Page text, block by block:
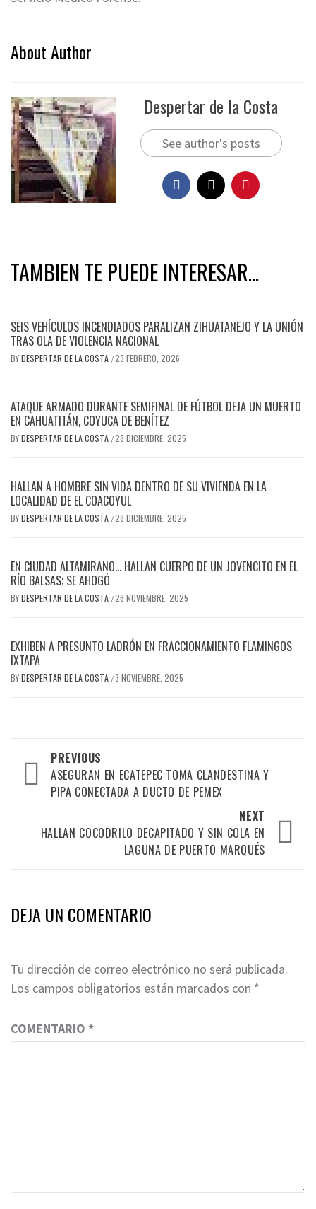
About Author
Despertar de la Costa
See author's posts
TAMBIEN TE PUEDE INTERESAR...
SEIS VEHÍCULOS INCENDIADOS PARALIZAN ZIHUATANEJO Y LA UNIÓN
TRAS OLA DE VIOLENCIA NACIONAL
BYDESPERTAR DE LA COSTA /23 FEBRERO, 2026
ATAQUE ARMADO DURANTE SEMIFINAL DE FÚTBOL DEJA UN MUERTO
EN CAHUATITÁN, COYUCA DE BENÍTEZ
BYDESPERTAR DE LA COSTA /28 DICIEMBRE, 2025
HALLAN A HOMBRE SIN VIDA DENTRO DE SU VIVIENDA EN LA
LOCALIDAD DE EL COACOYUL
BYDESPERTAR DE LA COSTA /28 DICIEMBRE, 2025
EN CIUDAD ALTAMIRANO… HALLAN CUERPO DE UN JOVENCITO EN EL
RÍO BALSAS; SE AHOGÓ
BYDESPERTAR DE LA COSTA /26 NOVIEMBRE, 2025
EXHIBEN A PRESUNTO LADRÓN EN FRACCIONAMIENTO FLAMINGOS
IXTAPA
BYDESPERTAR DE LA COSTA /3 NOVIEMBRE, 2025
Post
navigation
PREVIOUS
ASEGURAN EN ECATEPEC TOMA CLANDESTINA Y
PIPA CONECTADA A DUCTO DE PEMEX
NEXT
HALLAN COCODRILO DECAPITADO Y SIN COLA EN
LAGUNA DE PUERTO MARQUÉS
DEJA UN COMENTARIO
Tu dirección de correo electrónico no será publicada.
Los campos obligatorios están marcados con *
COMENTARIO *